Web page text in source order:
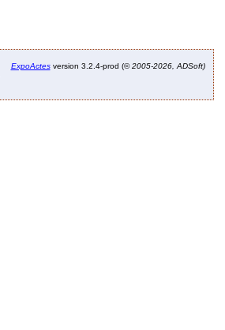
ExpoActesversion 3.2.4-prod (©2005-2026, ADSoft)